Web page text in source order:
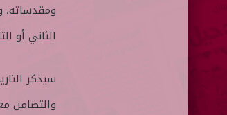
ومقدساته،
الثاني أو
سيذكر
والتضامن